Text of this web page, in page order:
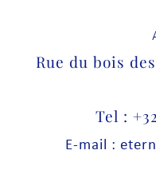
Rue du bois
Tel :
E-mail :